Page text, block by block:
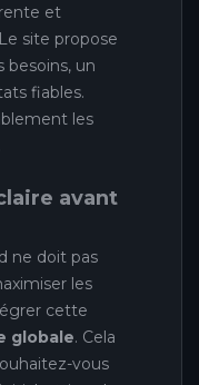
et
site propose
besoins, un
fiables.
les
avant
ne doit pas
les
cette
globale. Cela
vous